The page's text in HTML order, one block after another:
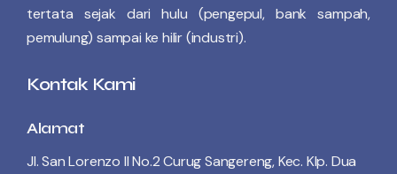
tertata sejak dari hulu (pengepul, bank sampah,
pemulung) sampai ke hilir (industri).
Kontak Kami
Alamat
Jl. San Lorenzo II No.2 Curug Sangereng, Kec. Klp. Dua